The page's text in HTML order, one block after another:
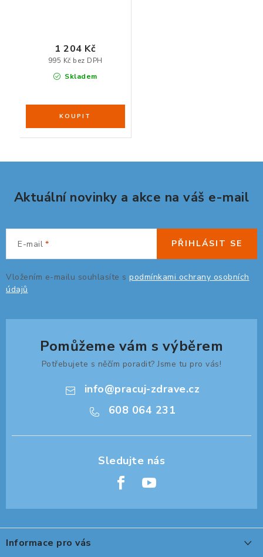
Skladem
995 Kč bez DPH
1 204 Kč
Aktuální novinky a akce na váš e-mail
E-mail
Vložením e-mailu souhlasíte s podmínkami ochrany osobních
údajů
PŘIHLÁSIT SE
Pomůžeme vám s výběrem
Potřebujete s něčím poradit? Jsme tu pro vás!
info@pracuj-zdrave.cz
608 064 231
á
pInformace pro vás